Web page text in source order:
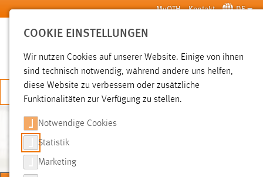
Zum Hauptinhalt springen MyOTH Kontakt DE
SUCHE
JETZT BEWERBEN
PROF. DR.-ING. HABIL. SONJA
BAUER
COOKIE EINSTELLUNGEN
Wir nutzen Cookies auf unserer Website. Einige von ihnen
sind technisch notwendig, während andere uns helfen,
diese Website zu verbessern oder zusätzliche
Funktionalitäten zur Verfügung zu stellen.
Notwendige Cookies
Statistik
Marketing